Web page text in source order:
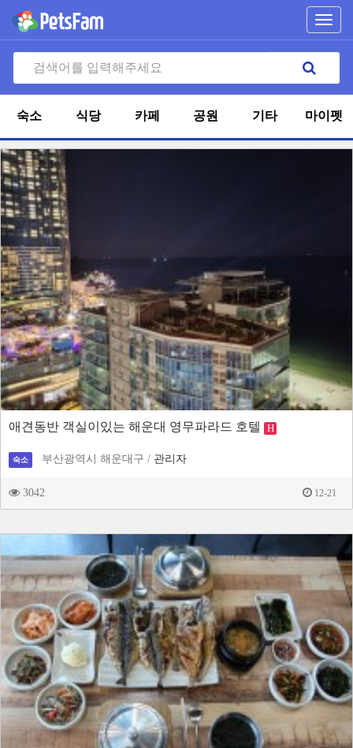
숙소 식당 카페 공원 기타 마이펫
애견동반 객실이있는 해운대 영무파라드 호텔 H
숙소 부산광역시 해운대구 / 관리자
3042 12-21